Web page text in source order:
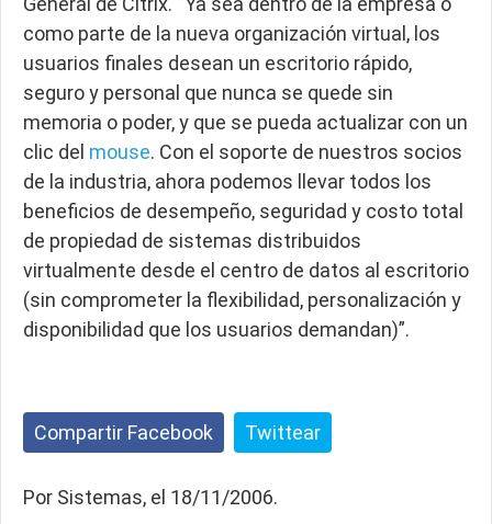
como parte de la nueva organización virtual, los
usuarios finales desean un escritorio rápido,
seguro y personal que nunca se quede sin
memoria o poder, y que se pueda actualizar con un
clic del mouse. Con el soporte de nuestros socios
de la industria, ahora podemos llevar todos los
beneficios de desempeño, seguridad y costo total
de propiedad de sistemas distribuidos
virtualmente desde el centro de datos al escritorio
(sin comprometer la flexibilidad, personalización y
disponibilidad que los usuarios demandan)”.
Compartir Facebook Twittear
Por Sistemas, el 18/11/2006.